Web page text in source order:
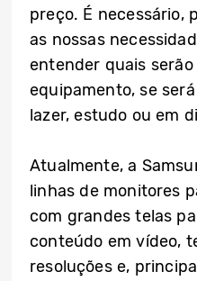
preço. É necessário,
as nossas
entender quais
equipamento, se
lazer, estudo ou em
Atualmente, a
linhas de monitores
com grandes telas
conteúdo em vídeo,
resoluções e,